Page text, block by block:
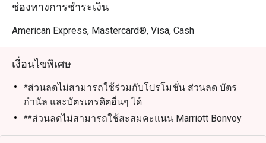
ช่องทางการชำระเงิน
American Express, Mastercard®, Visa, Cash
เงื่อนไขพิเศษ
*ส่วนลดไม่สามารถใช้ร่วมกับโปรโมชั่น ส่วนลด บัตร
กำนัล และบัตรเครดิตอื่นๆ ได้
**ส่วนลดไม่สามารถใช้สะสมคะแนน Marriott Bonvoy
และ Club Marriott milestones ได้